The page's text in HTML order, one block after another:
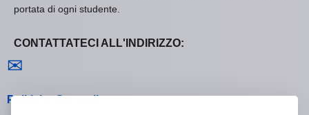
portata di ogni studente.
CONTATTATECI ALL'INDIRIZZO:
✉
Politiche Generali